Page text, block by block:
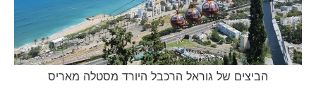
הביצים של גוראל הרכבל היורד מסטלה מאריס